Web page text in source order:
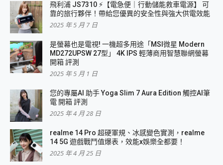
飛利浦 JS7310 ⚡【電急便｜行動儲能救車電源】 可
靠的旅行夥伴！帶給您優異的安全性與強大供電效能
2025 年 5 月 7 日
是螢幕也是電視! 一機超多用途「MSI微星 Modern
MD272UPSW 27型」 4K IPS 輕薄商用智慧聯網螢幕
開箱 評測
2025 年 5 月 1 日
您的專屬AI 助手 Yoga Slim 7 Aura Edition 觸控AI筆
電 開箱 評測
2025 年 4 月 28 日
realme 14 Pro 超硬軍規、冰感變色實測，realme
14 5G 遊戲戰鬥值爆表，效能x娛樂全都要！
2025 年 4 月 25 日